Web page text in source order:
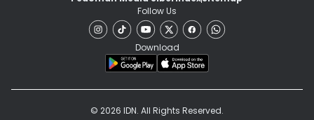
Follow Us
Download
© 2026 IDN. All Rights Reserved.